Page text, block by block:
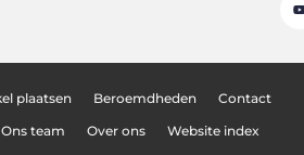
plaatsen Beroemdheden Contact
Ons team Over ons Website index